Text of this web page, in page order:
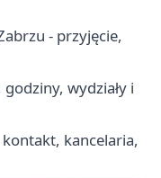
- przyjęcie,
wydziały i
kancelaria,